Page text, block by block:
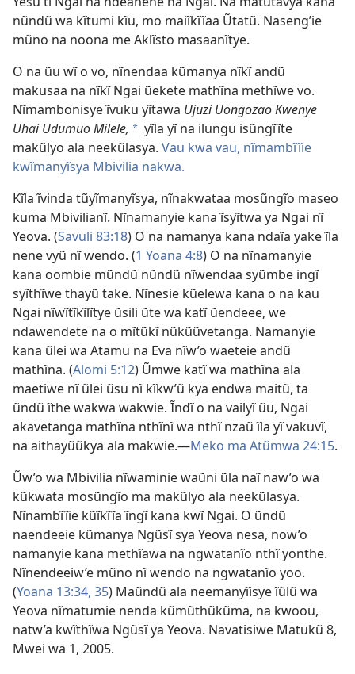
nũndũ wa kĩtumi kĩu, mo maiĩkĩĩaa Ũtatũ. Naseng’ie
mũno na noona me Aklĩsto masaanĩtye.
O na ũu wĩ o vo, nĩnendaa kũmanya nĩkĩ andũ
makusaa na nĩkĩ Ngai ũekete mathĩna methĩwe vo.
Nĩmambonisye ĩvuku yĩtawa Ujuzi Uongozao Kwenye
Uhai Udumuo Milele, * yĩla yĩ na ilungu isũngĩĩte
makũlyo ala neekũlasya. Vau kwa vau, nĩmambĩĩie
kwĩmanyĩsya Mbivilia nakwa.
Kĩla ĩvinda tũyĩmanyĩsya, nĩnakwataa mosũngĩo maseo
kuma Mbivilianĩ. Nĩnamanyie kana ĩsyĩtwa ya Ngai nĩ
Yeova. (Savuli 83:18) O na namanya kana ndaĩa yake ĩla
nene vyũ nĩ wendo. (1 Yoana 4:8) O na nĩnamanyie
kana oombie mũndũ nũndũ nĩwendaa syũmbe ingĩ
syĩthĩwe thayũ take. Nĩnesie kũelewa kana o na kau
Ngai nĩwĩtĩkĩlĩtye ũsili ũte wa katĩ ũendeee, we
ndawendete na o mĩtũkĩ nũkũũvetanga. Namanyie
kana ũlei wa Atamu na Eva nĩw’o waeteie andũ
mathĩna. (Alomi 5:12) Ũmwe katĩ wa mathĩna ala
maetiwe nĩ ũlei ũsu nĩ kĩkw’ũ kya endwa maitũ, ta
ũndũ ĩthe wakwa wakwie. Ĩndĩ o na vailyĩ ũu, Ngai
akavetanga mathĩna nthĩnĩ wa nthĩ nzaũ ĩla yĩ vakuvĩ,
na aithayũũkya ala makwie.—Meko ma Atũmwa 24:15.
Ũw’o wa Mbivilia nĩwaminie waũni ũla naĩ naw’o wa
kũkwata mosũngĩo ma makũlyo ala neekũlasya.
Nĩnambĩĩie kũĩkĩĩa ĩngĩ kana kwĩ Ngai. O ũndũ
naendeeie kũmanya Ngũsĩ sya Yeova nesa, now’o
namanyie kana methĩawa na ngwatanĩo nthĩ yonthe.
Nĩnendeeiw’e mũno nĩ wendo na ngwatanĩo yoo.
(Yoana 13:34, 35) Maũndũ ala neemanyĩisye ĩũlũ wa
Yeova nĩmatumie nenda kũmũthũkũma, na kwoou,
natw’a kwĩthĩwa Ngũsĩ ya Yeova. Navatisiwe Matukũ 8,
Mwei wa 1, 2005.